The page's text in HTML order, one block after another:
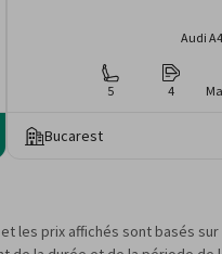
Audi A4
5 4
Bucarest
les prix affichés sont basés